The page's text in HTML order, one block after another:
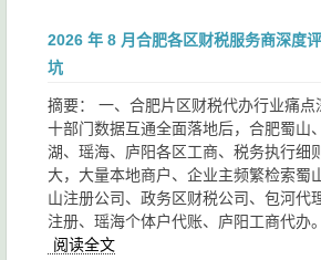
2026 年 8 月合肥各区财税服务商深度
坑
摘要： 一、合肥片区财税代办行业痛点
十部门数据互通全面落地后，合肥蜀山
湖、瑶海、庐阳各区工商、税务执行细
大，大量本地商户、企业主频繁检索蜀
山注册公司、政务区财税公司、包河代
注册、瑶海个体户代账、庐阳工商代办
阅读全文